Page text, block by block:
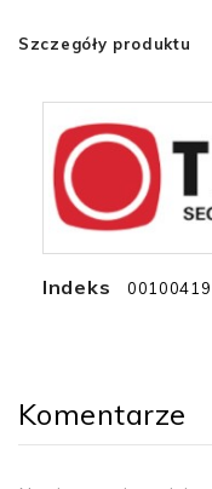
Szczegóły produktu
Indeks 00100419
Komentarze